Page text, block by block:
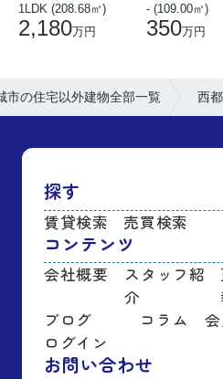
1LDK (208.68㎡)
2,180万円
- (109.00㎡)
350万円
市の住宅以外建物全部一覧 西
探す
賃貸検索 売買検索
コンテンツ
会社概要
スタッフ紹
介
ブログ
コラム
ログイン
お問い合わせ